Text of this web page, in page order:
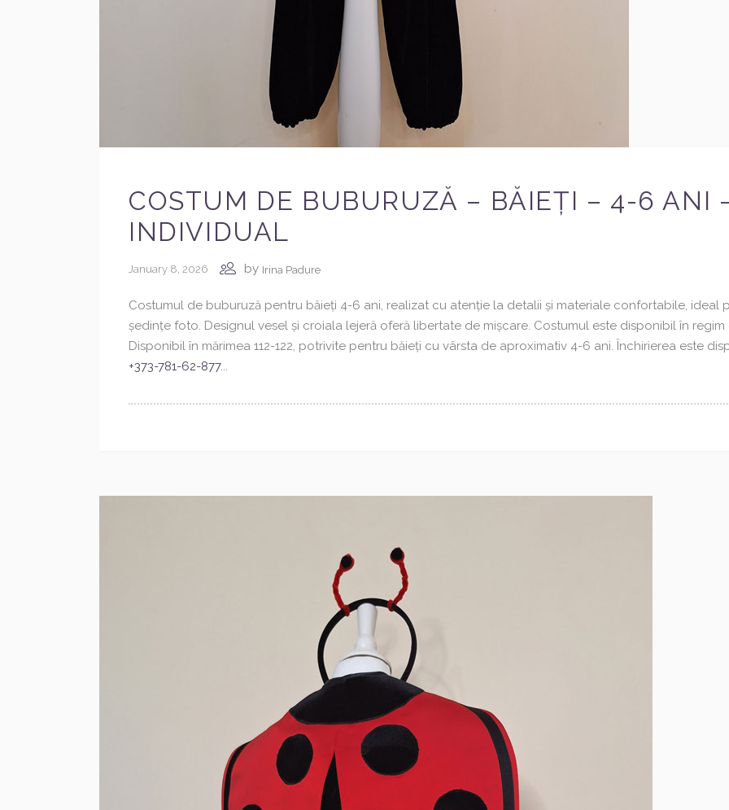
COSTUM DE BUBURUZĂ – BĂIEȚI – 4-6 ANI
INDIVIDUAL
January 8, 2026 by Irina Padure
Costumul de buburuză pentru băieți 4-6 ani, realizat cu atenție la detalii și materiale confortabile, ideal
ședințe foto. Designul vesel și croiala lejeră oferă libertate de mișcare. Costumul este disponibil în
Disponibil în mărimea 112-122, potrivite pentru băieți cu vârsta de aproximativ 4-6 ani. Închirierea este
+373-781-62-877...